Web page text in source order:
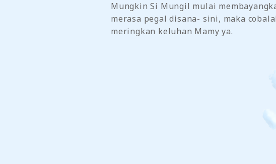
Mungkin Si Mungil mulai
merasa pegal disana- sini, maka
meringkan keluhan Mamy ya.